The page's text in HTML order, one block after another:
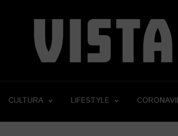
CULTURA LIFESTYLE